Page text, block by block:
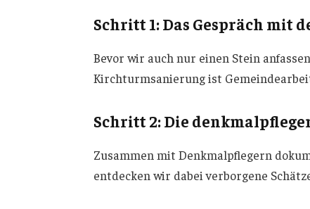
Schritt 1: Das Gespräch mit
Bevor wir auch nur einen Stein
Kirchturmsanierung ist
Schritt 2: Die
Zusammen mit Denkmalpflegern
entdecken wir dabei verborgene